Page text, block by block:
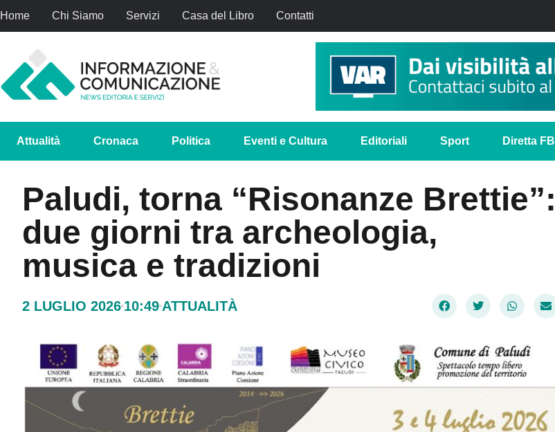
Home Chi Siamo Servizi Casa del Libro Contatti
Attualità Cronaca Politica Eventi e Cultura Editoriali Sport Diretta FB
Paludi, torna “Risonanze Brettie”:
due giorni tra archeologia,
musica e tradizioni
2 LUGLIO 2026 10:49 ATTUALITÀ